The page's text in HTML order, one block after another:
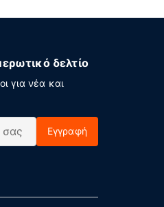
δελτίο
για νέα και
Εγγραφή